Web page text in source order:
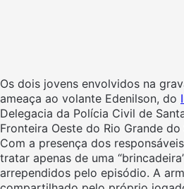
Os dois jovens envolvidos na
ameaça ao volante Edenilson, do
Delegacia da Polícia Civil de
Fronteira Oeste do Rio Grande
Com a presença dos
tratar apenas de uma
arrependidos pelo episódio. A